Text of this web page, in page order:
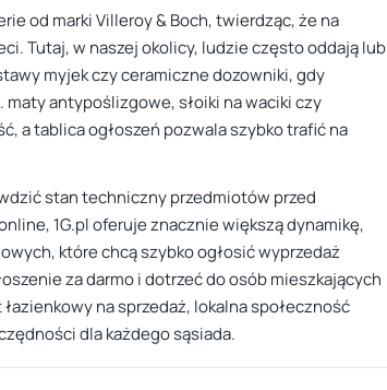
od marki Villeroy & Boch, twierdząc, że na
Tutaj, w naszej okolicy, ludzie często oddają lub
myjek czy ceramiczne dozowniki, gdy
antypoślizgowe, słoiki na waciki czy
a tablica ogłoszeń pozwala szybko trafić na
stan techniczny przedmiotów przed
1G.pl oferuje znacznie większą dynamikę,
które chcą szybko ogłosić wyprzedaż
za darmo i dotrzeć do osób mieszkających
na sprzedaż, lokalna społeczność
dla każdego sąsiada.